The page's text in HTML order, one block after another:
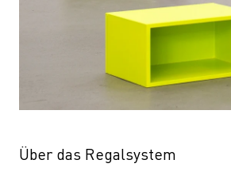
Über das Regalsystem